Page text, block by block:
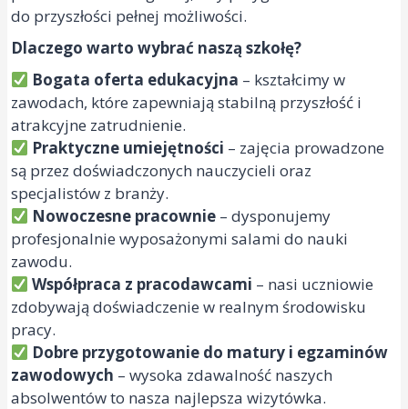
do przyszłości pełnej możliwości.
Dlaczego warto wybrać naszą szkołę?
Bogata oferta edukacyjna – kształcimy w
zawodach, które zapewniają stabilną przyszłość i
atrakcyjne zatrudnienie.
Praktyczne umiejętności – zajęcia prowadzone
są przez doświadczonych nauczycieli oraz
specjalistów z branży.
Nowoczesne pracownie – dysponujemy
profesjonalnie wyposażonymi salami do nauki
zawodu.
Współpraca z pracodawcami – nasi uczniowie
zdobywają doświadczenie w realnym środowisku
pracy.
Dobre przygotowanie do matury i egzaminów
zawodowych – wysoka zdawalność naszych
absolwentów to nasza najlepsza wizytówka.